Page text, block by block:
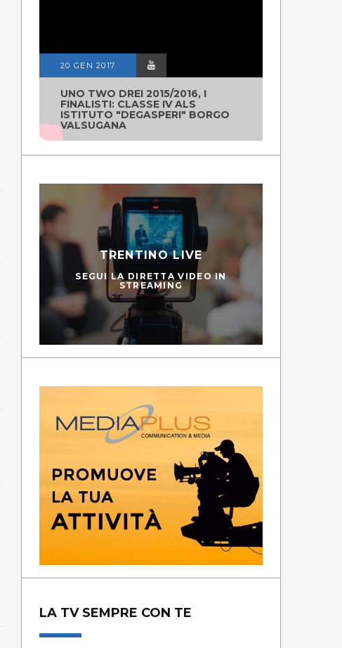
20 GEN 2017
UNO TWO DREI 2015/2016, I
FINALISTI: CLASSE IV ALS
ISTITUTO "DEGASPERI" BORGO
VALSUGANA
TRENTINO LIVE
SEGUI LA DIRETTA VIDEO IN
STREAMING
LA TV SEMPRE CON TE